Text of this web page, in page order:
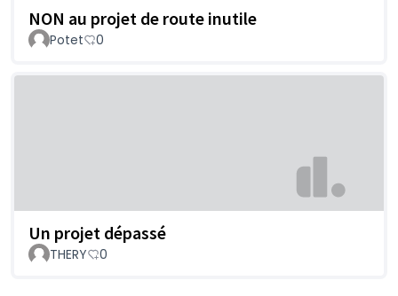
NON au projet de route inutile
Potet 0
Un projet dépassé
THERY 0